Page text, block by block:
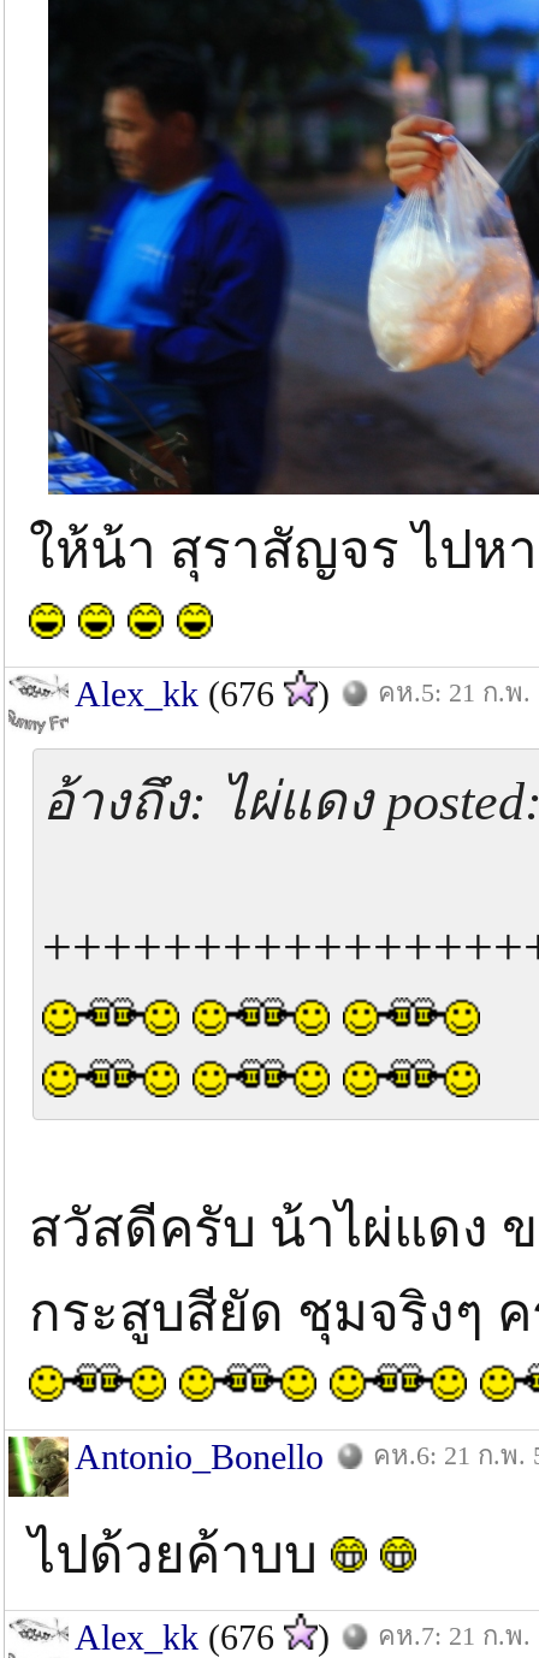
ให้น้า สุราสัญจร ไปห
Alex_kk (676 ) คห.5: 21 ก.พ.
อ้างถึง: ไผ่แดง
สวัสดีครับ น้าไผ่แดง
กระสูบสียัด ชุมจริงๆ
Antonio_Bonello คห.6: 21 ก.พ.
ไปด้วยค้าบบ
Alex_kk (676 ) คห.7: 21 ก.พ.